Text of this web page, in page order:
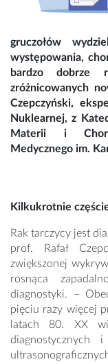
gruczołów
występowania,
bardzo dobrze
zróżnicowanych
Czepczyński,
Nuklearnej, z
Materii i
Medycznego im.
Kilkukrotnie
Rak tarczycy jest
prof. Rafał
zwiększonej
rosnąca
diagnostyki. –
pięciu razy więcej
latach 80. XX
diagnostycznych